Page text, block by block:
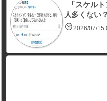
「スケル
人多くない？
2026/07/15